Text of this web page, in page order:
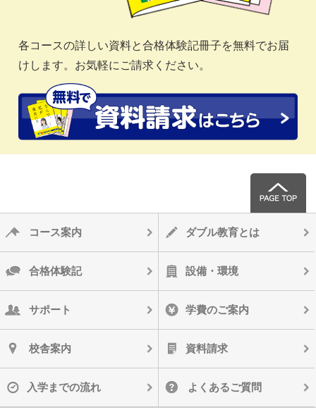
各コースの詳しい資料と合格体験記冊子を無料でお届
けします。お気軽にご請求ください。
コース案内 ダブル教育とは
合格体験記 設備・環境
サポート 学費のご案内
校舎案内 資料請求
入学までの流れ よくあるご質問